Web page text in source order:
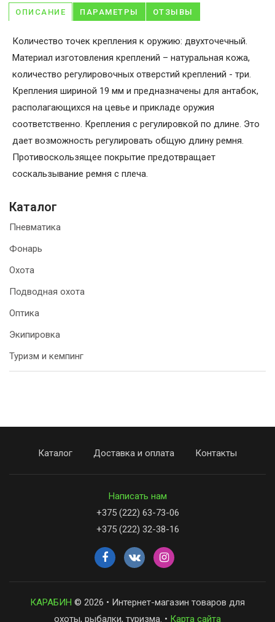
ОПИСАНИЕ ПАРАМЕТРЫ ОТЗЫВЫ
Количество точек крепления к оружию: двухточечный.
Материал изготовления креплений – натуральная кожа,
количество регулировочных отверстий креплений - три.
Крепления шириной 19 мм и предназначены для антабок,
располагающихся на цевье и прикладе оружия
соответственно. Крепления с регулировкой по длине. Это
дает возможность регулировать общую длину ремня.
Противоскользящее покрытие предотвращает
соскальзывание ремня с плеча.
Каталог
Пневматика
Фонарь
Охота
Подводная охота
Оптика
Экипировка
Туризм и кемпинг
Каталог Доставка и оплата Контакты
Написать нам
+375 (222) 63-73-06
+375 (222) 32-38-16
КАРАБИН © 2026 • Интернет-магазин товаров для
охоты, рыбалки, туризма. • Карта сайта